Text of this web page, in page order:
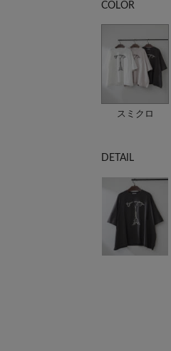
COLOR
スミクロ
DETAIL